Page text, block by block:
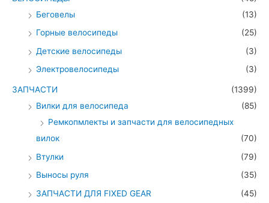
Беговелы
(13)
Горные велосипеды
(25)
Детские велосипеды
(3)
Электровелосипеды
(3)
ЗАПЧАСТИ
(1399)
Вилки для велосипеда
(85)
Ремкопмлекты и запчасти для велосипедных
вилок
(70)
Втулки
(79)
Выносы руля
(35)
ЗАПЧАСТИ ДЛЯ FIXED GEAR
(45)